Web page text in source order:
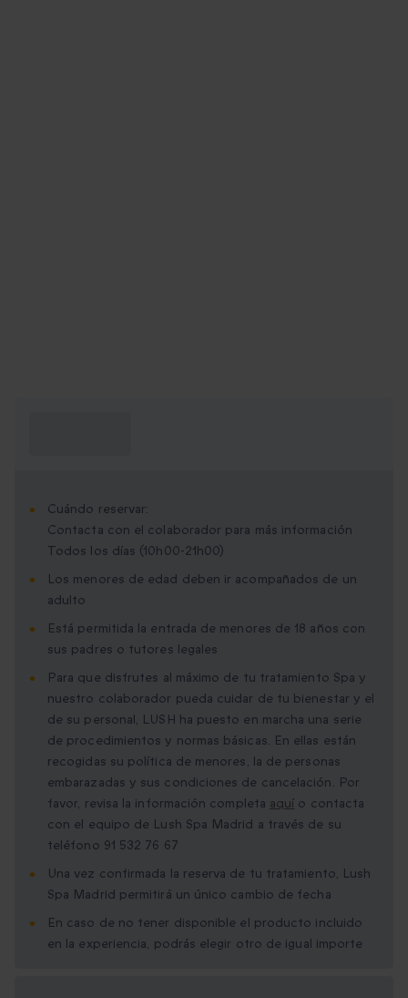
Cuándo reservar:
Contacta con el colaborador para más información
Todos los días (10h00-21h00)
Los menores de edad deben ir acompañados de un
adulto
Está permitida la entrada de menores de 18 años con
sus padres o tutores legales
Para que disfrutes al máximo de tu tratamiento Spa y
nuestro colaborador pueda cuidar de tu bienestar y el
de su personal, LUSH ha puesto en marcha una serie
de procedimientos y normas básicas. En ellas están
recogidas su política de menores, la de personas
embarazadas y sus condiciones de cancelación. Por
favor, revisa la información completa aquí o contacta
con el equipo de Lush Spa Madrid a través de su
teléfono 91 532 76 67
Una vez confirmada la reserva de tu tratamiento, Lush
Spa Madrid permitirá un único cambio de fecha
En caso de no tener disponible el producto incluido
en la experiencia, podrás elegir otro de igual importe